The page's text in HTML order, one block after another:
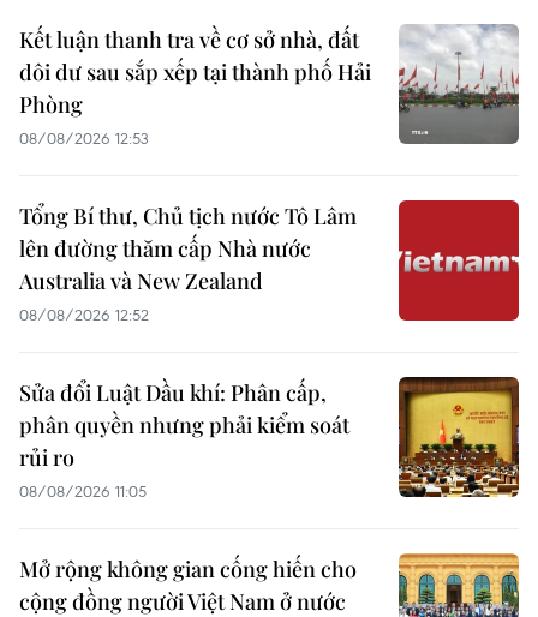
Kết luận thanh tra về cơ sở nhà, đất
dôi dư sau sắp xếp tại thành phố Hải
Phòng
08/08/2026 12:53
Tổng Bí thư, Chủ tịch nước Tô Lâm
lên đường thăm cấp Nhà nước
Australia và New Zealand
08/08/2026 12:52
Sửa đổi Luật Dầu khí: Phân cấp,
phân quyền nhưng phải kiểm soát
rủi ro
08/08/2026 11:05
Mở rộng không gian cống hiến cho
cộng đồng người Việt Nam ở nước